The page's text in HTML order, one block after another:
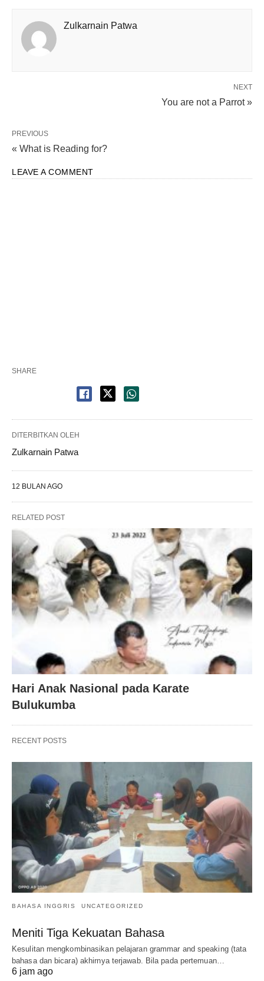
Zulkarnain Patwa
NEXT
You are not a Parrot »
PREVIOUS
« What is Reading for?
LEAVE A COMMENT
SHARE
DITERBITKAN OLEH
Zulkarnain Patwa
12 BULAN AGO
RELATED POST
Hari Anak Nasional pada Karate
Bulukumba
RECENT POSTS
BAHASA INGGRIS UNCATEGORIZED
Meniti Tiga Kekuatan Bahasa
Kesulitan mengkombinasikan pelajaran grammar and speaking (tata
bahasa dan bicara) akhirnya terjawab. Bila pada pertemuan…
6 jam ago